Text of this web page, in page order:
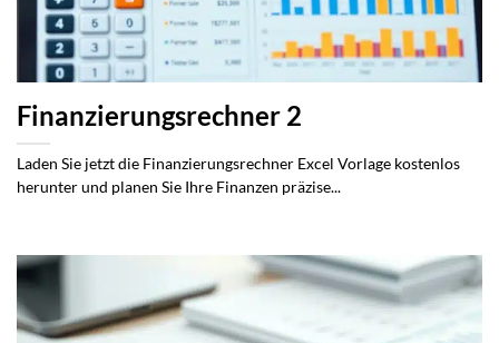
Finanzierungsrechner 2
Laden Sie jetzt die Finanzierungsrechner Excel Vorlage kostenlos
herunter und planen Sie Ihre Finanzen präzise...